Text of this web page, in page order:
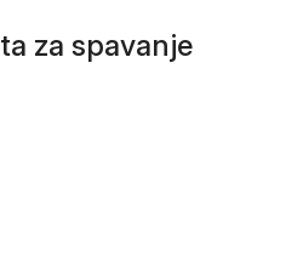
je obezbeđeno i
Za svega nekoliko minuta
Srebrnog jezera, tako da
jezeru.
za spavanje